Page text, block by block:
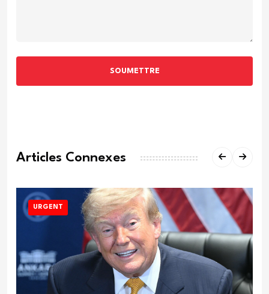
SOUMETTRE
Articles Connexes
URGENT